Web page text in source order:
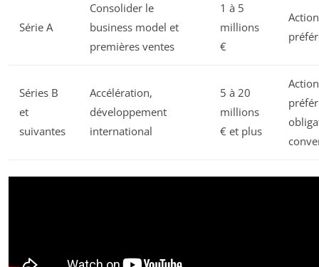
Série A
Consolider le
business model et
premières ventes
1 à 5
millions
€
Séries B
et
suivantes
Accélération,
développement
international
5 à 20
millions
€ et plus